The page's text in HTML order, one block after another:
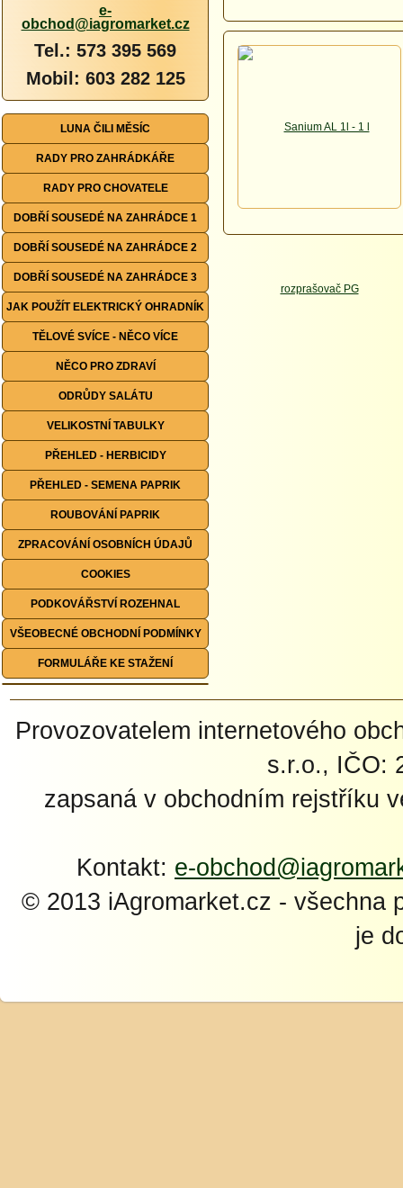
e-
obchod@iagromarket.cz
Tel.: 573 395 569
Mobil: 603 282 125
LUNA ČILI MĚSÍC
RADY PRO ZAHRÁDKÁŘE
RADY PRO CHOVATELE
DOBŘÍ SOUSEDÉ NA ZAHRÁDCE 1
DOBŘÍ SOUSEDÉ NA ZAHRÁDCE 2
DOBŘÍ SOUSEDÉ NA ZAHRÁDCE 3
JAK POUŽÍT ELEKTRICKÝ OHRADNÍK
TĚLOVÉ SVÍCE - NĚCO VÍCE
NĚCO PRO ZDRAVÍ
ODRŮDY SALÁTU
VELIKOSTNÍ TABULKY
PŘEHLED - HERBICIDY
PŘEHLED - SEMENA PAPRIK
ROUBOVÁNÍ PAPRIK
ZPRACOVÁNÍ OSOBNÍCH ÚDAJŮ
COOKIES
PODKOVÁŘSTVÍ ROZEHNAL
VŠEOBECNÉ OBCHODNÍ PODMÍNKY
FORMULÁŘE KE STAŽENÍ
Provozovatelem internetového
s.r.o., IČO:
zapsaná v obchodním rejstříku
Kontakt: e-
© 2013 iAgromarket.cz - všechna
je